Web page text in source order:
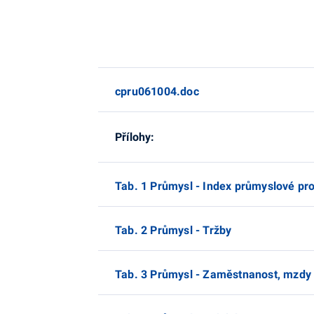
cpru061004.doc
Přílohy:
Tab. 1 Průmysl - Index průmyslové
Tab. 2 Průmysl - Tržby
Tab. 3 Průmysl - Zaměstnanost, mzdy